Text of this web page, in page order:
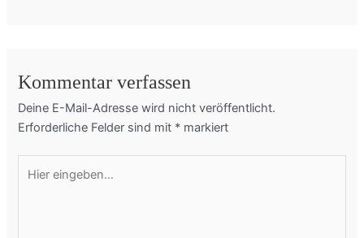
Kommentar verfassen
Deine E-Mail-Adresse wird nicht veröffentlicht.
Erforderliche Felder sind mit * markiert
eingeben…